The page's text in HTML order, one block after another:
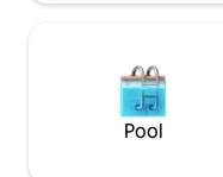
Pool